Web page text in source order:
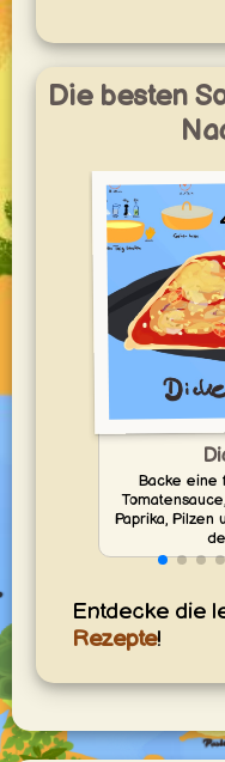
Die besten
Backe eine
Paprika,
Entdecke die
Rezepte!